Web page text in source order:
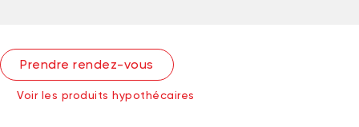
Prendre rendez-vous
Voir les produits hypothécaires